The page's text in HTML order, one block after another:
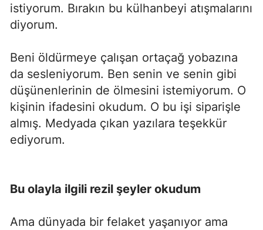
istiyorum. Bırakın bu külhanbeyi atışmalarını
diyorum.
Beni öldürmeye çalışan ortaçağ yobazına
da sesleniyorum. Ben senin ve senin gibi
düşünenlerinin de ölmesini istemiyorum. O
kişinin ifadesini okudum. O bu işi siparişle
almış. Medyada çıkan yazılara teşekkür
ediyorum.
Bu olayla ilgili rezil şeyler okudum
Ama dünyada bir felaket yaşanıyor ama